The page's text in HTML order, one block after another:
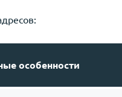
особенности